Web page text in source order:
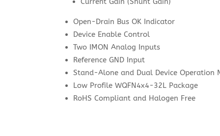
Open-Drain Bus OK Indicator
Device Enable Control
Two IMON Analog Inputs
Reference GND Input
Stand-Alone and Dual Device Operation
Low Profile WQFN4x4-32L Package
RoHS Compliant and Halogen Free